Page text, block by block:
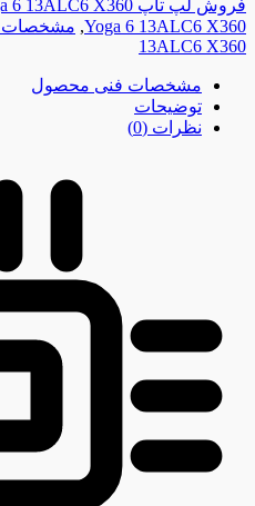
فروش لپ تاپ Lenovo Yoga 6 13ALC6 X360
Yoga 6 13ALC6 X360
,
13ALC6 X360
مشخصات فنی محصول
توضیحات
نظرات (0)